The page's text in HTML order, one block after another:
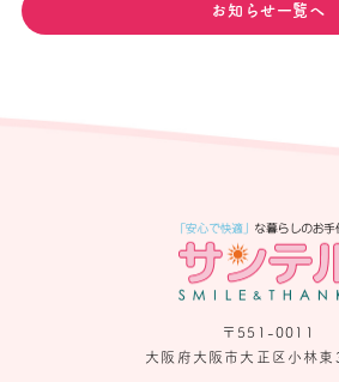
お知らせ一覧へ
〒551-0011
大阪府大阪市大正区小林